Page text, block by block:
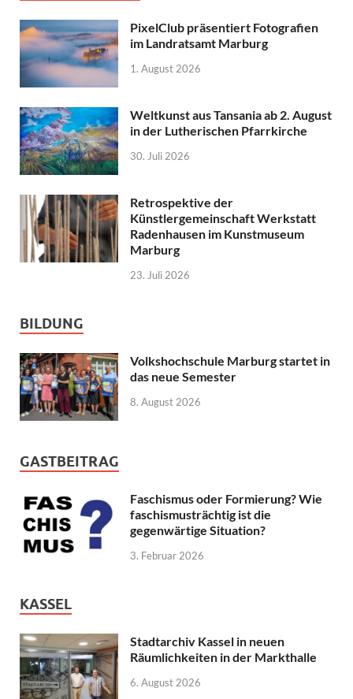
PixelClub präsentiert Fotografien
im Landratsamt Marburg
1. August 2026
Weltkunst aus Tansania ab 2. August
in der Lutherischen Pfarrkirche
30. Juli 2026
Retrospektive der
Künstlergemeinschaft Werkstatt
Radenhausen im Kunstmuseum
Marburg
23. Juli 2026
BILDUNG
Volkshochschule Marburg startet in
das neue Semester
8. August 2026
GASTBEITRAG
Faschismus oder Formierung? Wie
faschismusträchtig ist die
gegenwärtige Situation?
3. Februar 2026
KASSEL
Stadtarchiv Kassel in neuen
Räumlichkeiten in der Markthalle
6. August 2026